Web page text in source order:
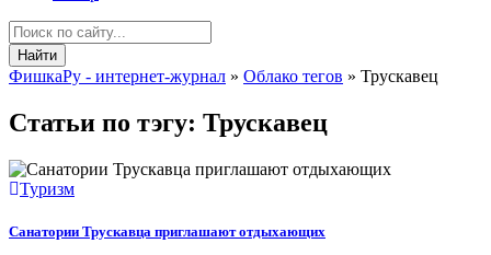
Найти
ФишкаРу - интернет-журнал » Облако тегов » Трускавец
Статьи по тэгу: Трускавец
Туризм
Санатории Трускавца приглашают отдыхающих